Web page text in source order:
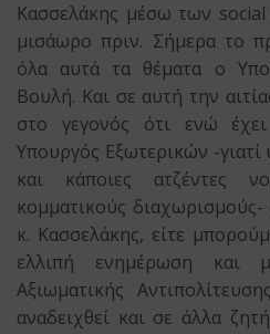
Κασσελάκης μέσω των
μισάωρο πριν. Σήμερα το
όλα αυτά τα θέματα ο
Βουλή. Και σε αυτή την
στο γεγονός ότι ενώ
Υπουργός Εξωτερικών -
και κάποιες ατζέντες
κομματικούς
κ. Κασσελάκης, είτε
ελλιπή ενημέρωση και
Αξιωματικής
αναδειχθεί και σε άλλα